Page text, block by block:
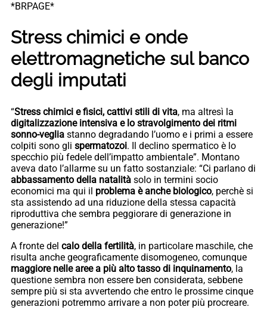
*BRPAGE*
Stress chimici e onde
elettromagnetiche sul banco
degli imputati
“Stress chimici e fisici, cattivi stili di vita, ma altresì la
digitalizzazione intensiva e lo stravolgimento dei ritmi
sonno-veglia stanno degradando l’uomo e i primi a essere
colpiti sono gli spermatozoi. Il declino spermatico è lo
specchio più fedele dell’impatto ambientale”. Montano
aveva dato l’allarme su un fatto sostanziale: “Ci parlano di
abbassamento della natalità solo in termini socio
economici ma qui il problema è anche biologico, perchè si
sta assistendo ad una riduzione della stessa capacità
riproduttiva che sembra peggiorare di generazione in
generazione!”
A fronte del calo della fertilità, in particolare maschile, che
risulta anche geograficamente disomogeneo, comunque
maggiore nelle aree a più alto tasso di inquinamento, la
questione sembra non essere ben considerata, sebbene
sempre più si sta avvertendo che entro le prossime cinque
generazioni potremmo arrivare a non poter più procreare.